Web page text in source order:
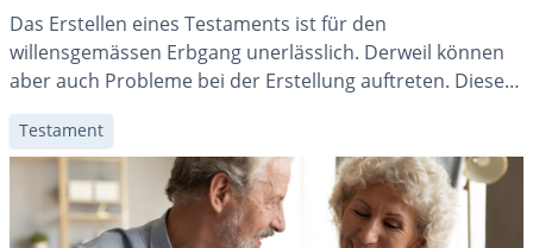
Das Erstellen eines Testaments ist für den
willensgemässen Erbgang unerlässlich. Derweil können
aber auch Probleme bei der Erstellung auftreten. Diese
treten oft nach dem Ableben des Erblassers zutage,
weshalb im Vorhinein die Richtigkeit geprüft werden
sollte.
Testament